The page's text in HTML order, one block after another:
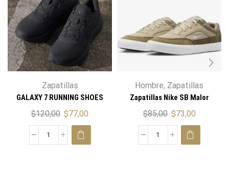
Zapatillas
GALAXY 7 RUNNING SHOES
$120,00 $77,00
Hombre, Zapatillas
Zapatillas Nike SB Malor
$85,00 $73,00